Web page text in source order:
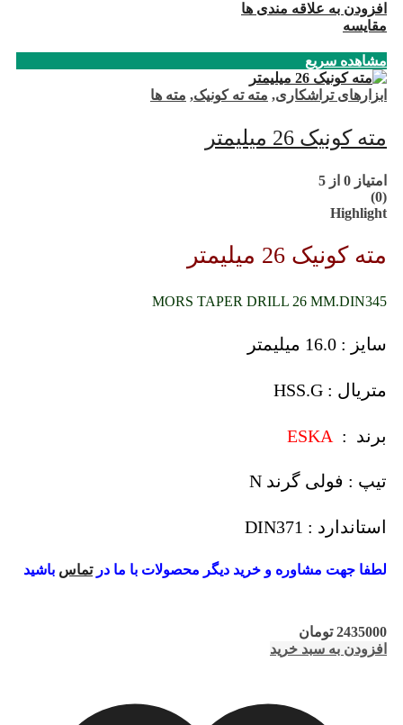
افزودن به علاقه مندی ها
مقایسه
مشاهده سریع
ابزارهای تراشکاری, مته ته کونیک, مته ها
مته کونیک 26 میلیمتر
امتیاز 0 از 5
(0)
Highlight
مته کونیک 26 میلیمتر
MORS TAPER DRILL 26 MM.DIN345
سایز : 16.0 میلیمتر
متریال : HSS.G
برند : ESKA
تیپ : فولی گرند N
استاندارد : DIN371
لطفا جهت مشاوره و خرید دیگر محصولات با ما درتماس باشید
2435000 تومان
افزودن به سبد خرید